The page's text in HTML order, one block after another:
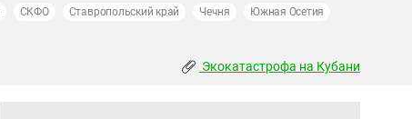
СКФО Ставропольский край Чечня Южная Осетия
Экокатастрофа на Кубани